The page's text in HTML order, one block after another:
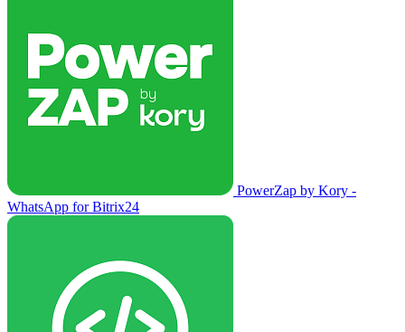
PowerZap by Kory -
WhatsApp for Bitrix24